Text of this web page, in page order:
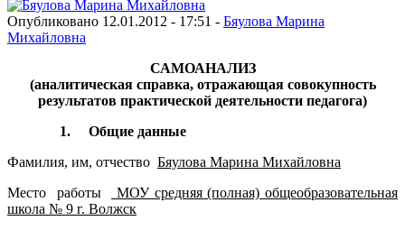
Опубликовано 12.01.2012 - 17:51 - Бяулова Марина
Михайловна
САМОАНАЛИЗ
(аналитическая справка, отражающая совокупность
результатов практической деятельности педагога)
1. Общие данные
Фамилия, им, отчество Бяулова Марина Михайловна
Место работы
МОУ средняя (полная) общеобразовательная
школа № 9 г. Волжск